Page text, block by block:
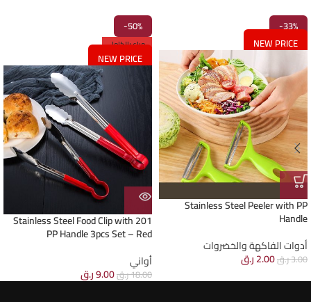
-33%
NEW PRICE
Stainless Steel Peeler with PP
Handle
أدوات الفاكهة والخضروات
3.00ر.ق2.00ر.ق
-50%
مباع بالكامل
NEW PRICE
201 Stainless Steel Food Clip with
PP Handle 3pcs Set – Red
أواني
18.00ر.ق9.00ر.ق